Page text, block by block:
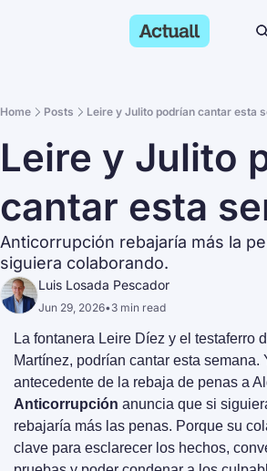
Home Posts Leire y Julito podrían cantar esta
Leire y Julito
cantar esta
Anticorrupción rebajaría más la
siguiera colaborando.
Luis Losada Pescador
Jun 29, 2026•3 min read
La fontanera Leire Díez y el testaferro
Martínez, podrían cantar esta semana.
Anticorrupción anuncia que si
rebajaría más las penas. Porque su
clave para esclarecer los hechos,